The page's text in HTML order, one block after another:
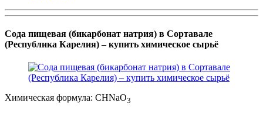
Сода пищевая (бикарбонат натрия) в Сортавале
(Республика Карелия) – купить химическое сырьё
Химическая формула: CHNaO3